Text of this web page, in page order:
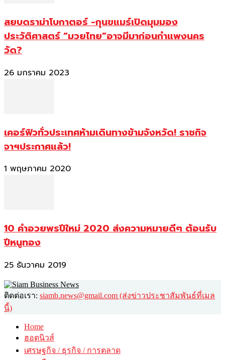
สยบดราม่าโบกาตอร์ -กุนขแมร์เปิดมุมมอง
ประวัติศาสตร์ “มวยไทย”อาจมีมาก่อนกำแพงนคร
วัด?
26 มกราคม 2023
เคอร์ฟิวทั่วประเทศห้ามเดินทางข้ามจังหวัด! ราชกิจ
จาฯประกาศแล้ว!
1 พฤษภาคม 2020
10 คำอวยพรปีใหม่ 2020 ส่งความหมายดีๆ ต้อนรับ
ปีหนูทอง
25 ธันวาคม 2019
ติดต่อเรา: siamb.news@gmail.com (ส่งข่าวประชาสัมพันธ์ที่เมล
นี้)
Home
ฮอตนิวส์
เศรษฐกิจ / ธุรกิจ / การตลาด